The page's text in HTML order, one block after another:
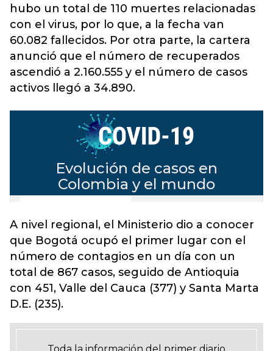
hubo un total de 110 muertes relacionadas
con el virus, por lo que, a la fecha van
60.082 fallecidos. Por otra parte, la cartera
anunció que el número de recuperados
ascendió a 2.160.555 y el número de casos
activos llegó a 34.890.
A nivel regional, el Ministerio dio a conocer
que Bogotá ocupó el primer lugar con el
número de contagios en un día con un
total de 867 casos, seguido de Antioquia
con 451, Valle del Cauca (377) y Santa Marta
D.E. (235).